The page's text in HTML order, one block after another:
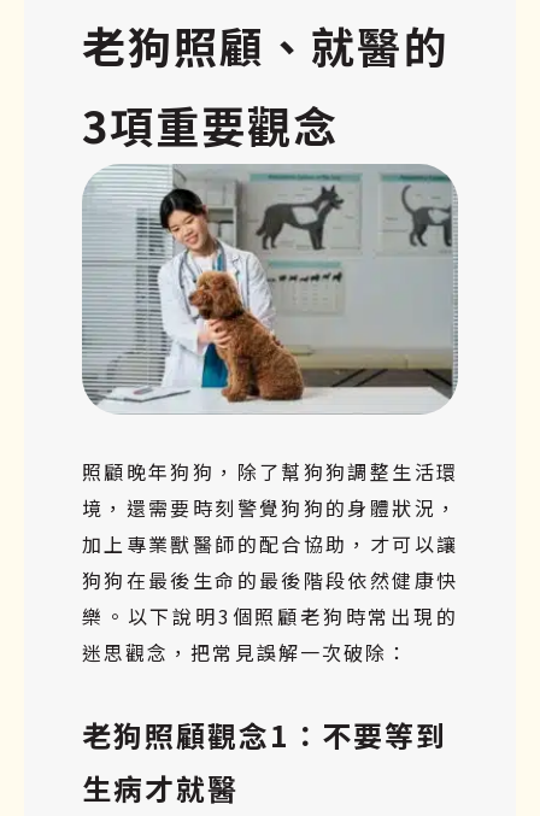
老狗照顧、就醫的
3項重要觀念
照顧晚年狗狗，除了幫狗狗調整生活環
境，還需要時刻警覺狗狗的身體狀況，
加上專業獸醫師的配合協助，才可以讓
狗狗在最後生命的最後階段依然健康快
樂。以下說明3個照顧老狗時常出現的
迷思觀念，把常見誤解一次破除：
老狗照顧觀念1：不要等到
生病才就醫